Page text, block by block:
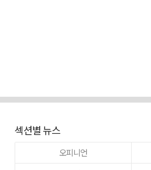
섹션별 뉴스
오피니언